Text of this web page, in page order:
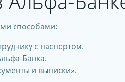
способами:
с паспортом.
Банка.
и выписки».